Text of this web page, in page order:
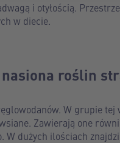
i otyłością.
w diecie.
roślin
W grupie tej
Zawierają one
dużych ilościach